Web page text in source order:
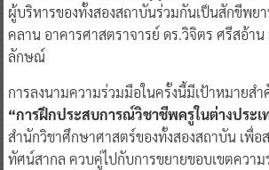
ผู้บริหารของทั้งสองสถาบันร่วมกันเป็นสักขีพย
คลาน อาคารศาสตราจารย์ ดร.วิจิตร ศรีสอ้า
ลักษณ์
การลงนามความร่วมมือในครั้งนี้มีเป้าหมายส
“การฝึกประสบการณ์วิชาชีพครูในต่างประเ
สำนักวิชาศึกษาศาสตร์ของทั้งสองสถาบัน เพื่
ทัศน์สากล ควบคู่ไปกับการขยายขอบเขตควา